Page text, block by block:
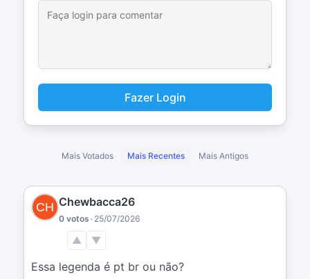
Fazer Login
Mais Votados Mais Recentes Mais Antigos
Chewbacca26
0 votos • 25/07/2026
▲ ▼
Essa legenda é pt br ou não?